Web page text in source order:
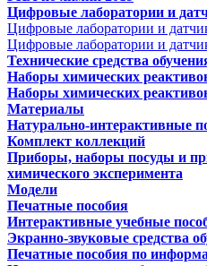
Цифровые лаборатории и
Цифровые лаборатории и
Цифровые лаборатории и
Технические средства
Наборы химических
Наборы химических
Материалы
Натурально-интерактивные
Комплект коллекций
Приборы, наборы посуды и
химического эксперимента
Модели
Печатные пособия
Интерактивные учебные
Экранно-звуковые средства
Печатные пособия по